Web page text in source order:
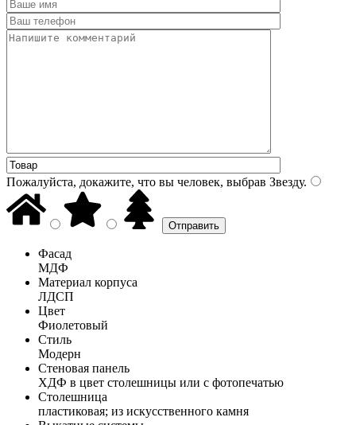
Пожалуйста, докажите, что вы человек, выбрав Звезду.
Фасад
МДФ
Материал корпуса
ЛДСП
Цвет
Фиолетовый
Стиль
Модерн
Стеновая панель
ХДФ в цвет столешницы или с фотопечатью
Столешница
пластиковая; из искусственного камня